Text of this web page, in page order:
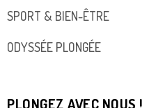
SPORT & BIEN-ÊTRE
ODYSSÉE PLONGÉE
PLONGEZ AVEC NOUS !